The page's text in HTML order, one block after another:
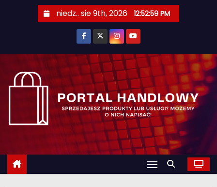
n
niedz.. sie 9th, 2026 12:53:00 PM